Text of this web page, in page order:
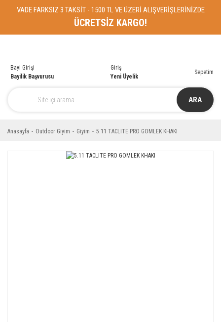
VADE FARKSIZ 3 TAKSİT - 1500 TL VE ÜZERİ ALIŞVERİŞLERİNİZDE
ÜCRETSİZ KARGO!
ARA
Bayi Girişi
Bayilik Başvurusu
Giriş
Yeni Üyelik
Sepetim
Anasayfa Outdoor Giyim Giyim 5.11 TACLITE PRO GOMLEK KHAKI